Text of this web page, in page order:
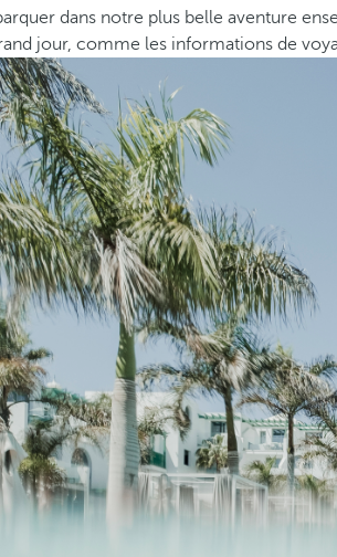
dans notre plus belle aventure
jour, comme les informations de